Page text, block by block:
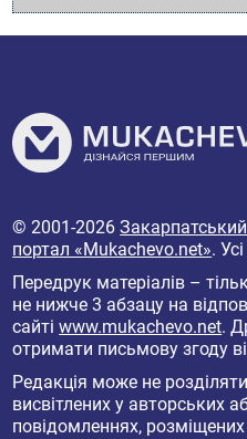
© 2001-2026
портал «Mukachevo.net».
Передрук матеріалів –
не нижче 3 абзацу на
сайтіwww.mukachevo.net.
отримати письмову згоду
Редакція може не
висвітлених у авторських
повідомленнях, розміщених